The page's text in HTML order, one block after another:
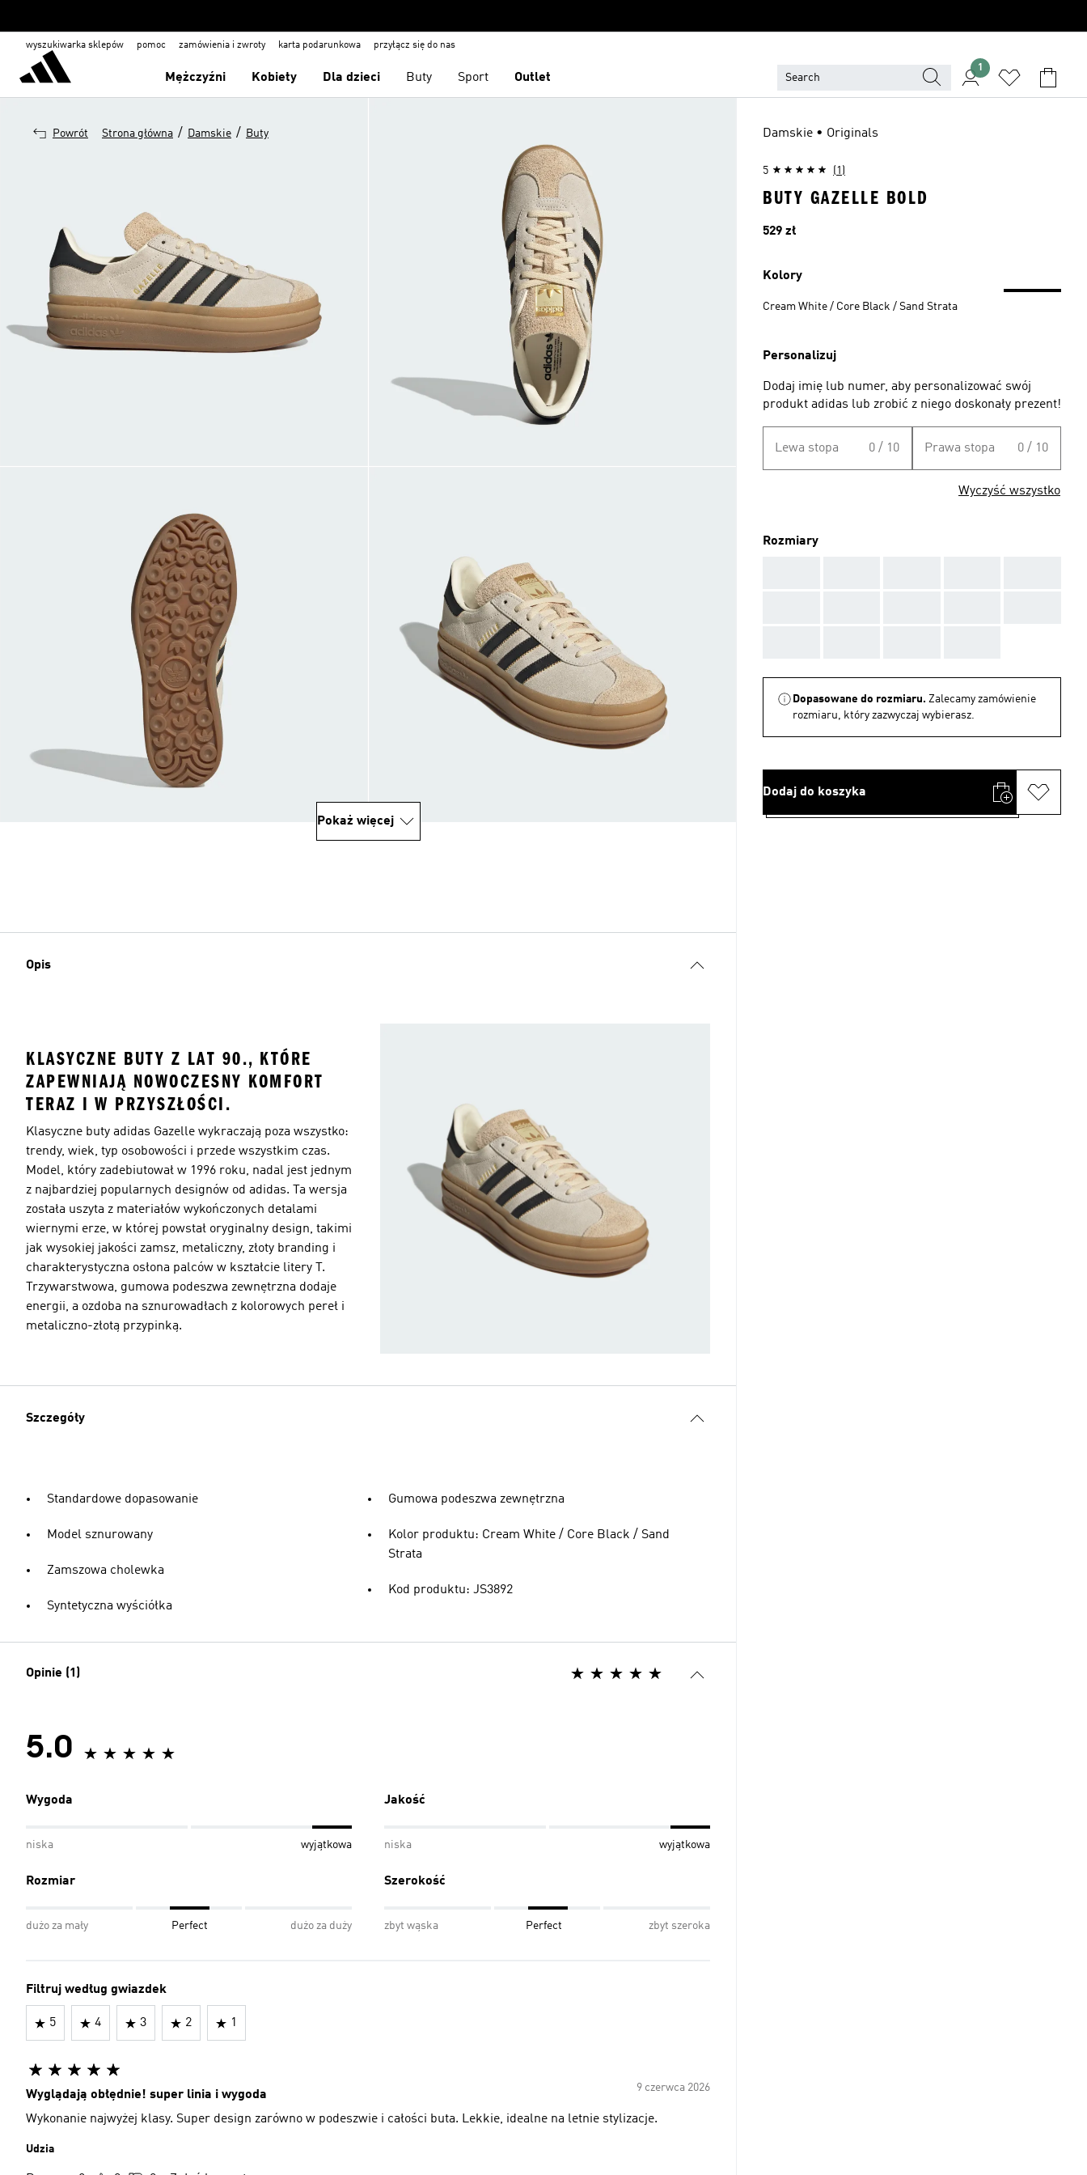
wyszukiwarka sklepów pomoc zamówienia i zwroty karta podarunkowa przyłącz się do nas
Mężczyźni Kobiety Dla dzieci Buty Sport Outlet
1
Powrót Strona główna / Damskie / Buty
Pokaż więcej
Opis
KLASYCZNE BUTY Z LAT 90., KTÓRE
ZAPEWNIAJĄ NOWOCZESNY KOMFORT
TERAZ I W PRZYSZŁOŚCI.
Klasyczne buty adidas Gazelle wykraczają poza wszystko:
trendy, wiek, typ osobowości i przede wszystkim czas.
Model, który zadebiutował w 1996 roku, nadal jest jednym
z najbardziej popularnych designów od adidas. Ta wersja
została uszyta z materiałów wykończonych detalami
wiernymi erze, w której powstał oryginalny design, takimi
jak wysokiej jakości zamsz, metaliczny, złoty branding i
charakterystyczna osłona palców w kształcie litery T.
Trzywarstwowa, gumowa podeszwa zewnętrzna dodaje
energii, a ozdoba na sznurowadłach z kolorowych pereł i
metaliczno-złotą przypinką.
Szczegóły
Standardowe dopasowanie
Model sznurowany
Zamszowa cholewka
Syntetyczna wyściółka
Gumowa podeszwa zewnętrzna
Kolor produktu: Cream White / Core Black / Sand
Strata
Kod produktu: JS3892
Opinie (1)
5.0
Wygoda
niska wyjątkowa
Jakość
niska wyjątkowa
Rozmiar
dużo za mały Perfect dużo za duży
Szerokość
zbyt wąska Perfect zbyt szeroka
Filtruj według gwiazdek
5 4 3 2 1
9 czerwca 2026
Wyglądają obłędnie! super linia i wygoda
Wykonanie najwyżej klasy. Super design zarówno w podeszwie i całości buta. Lekkie, idealne na letnie stylizacje.
Udzia
Damskie • Originals
5 (1)
BUTY GAZELLE BOLD
Cena
529 zł
Kolory
Cream White / Core Black / Sand Strata
Personalizuj
Dodaj imię lub numer, aby personalizować swój
produkt adidas lub zrobić z niego doskonały prezent!
Lewa stopa 0 / 10 Prawa stopa 0 / 10
Wyczyść wszystko
Rozmiary
Dopasowane do rozmiaru. Zalecamy zamówienie
rozmiaru, który zazwyczaj wybierasz.
Dodaj do koszyka